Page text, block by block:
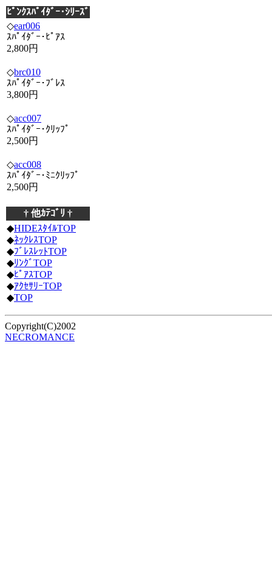
ﾋﾟﾝｸｽﾊﾟｲﾀﾞｰ･ｼﾘｰｽﾞ
◇ear006
ｽﾊﾟｲﾀﾞｰ･ﾋﾟｱｽ
2,800円
◇brc010
ｽﾊﾟｲﾀﾞｰ･ﾌﾞﾚｽ
3,800円
◇acc007
ｽﾊﾟｲﾀﾞｰ･ｸﾘｯﾌﾟ
2,500円
◇acc008
ｽﾊﾟｲﾀﾞｰ･ﾐﾆｸﾘｯﾌﾟ
2,500円
† 他ｶﾃｺﾞﾘ †
◆HIDEｽﾀｲﾙTOP
◆ﾈｯｸﾚｽTOP
◆ﾌﾞﾚｽﾚｯﾄTOP
◆ﾘﾝｸﾞTOP
◆ﾋﾟｱｽTOP
◆ｱｸｾｻﾘｰTOP
◆TOP
Copyright(C)2002
NECROMANCE